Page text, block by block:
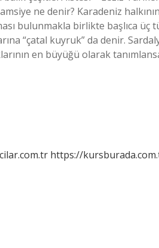
ne denir? Karadeniz
bulunmakla birlikte başlıca
“çatal kuyruk” da denir.
en büyüğü olarak
https://